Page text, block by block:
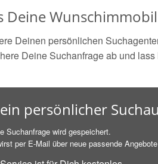
Deine
Deinen persönlichen
Deine Suchanfrage ab und
persönlicher
Suchanfrage wird gespeichert.
per E-Mail über neue passende